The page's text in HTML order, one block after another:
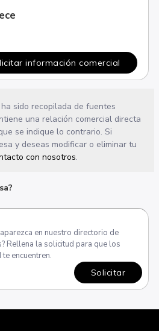
información comercial
sido recopilada de fuentes
una relación comercial directa
se indique lo contrario. Si
y deseas modificar o eliminar tu
con nosotros.
en nuestro directorio de
Rellena la solicitud para que los
encuentren.
Solicitar